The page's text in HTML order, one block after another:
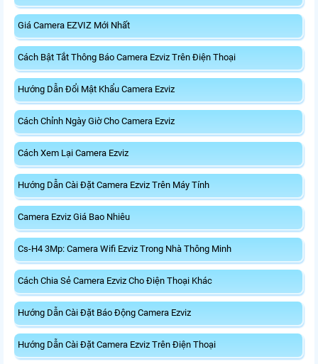
Giá Camera EZVIZ Mới Nhất
Cách Bật Tắt Thông Báo Camera Ezviz Trên Điện Thoại
Hướng Dẫn Đổi Mật Khẩu Camera Ezviz
Cách Chỉnh Ngày Giờ Cho Camera Ezviz
Cách Xem Lại Camera Ezviz
Hướng Dẫn Cài Đặt Camera Ezviz Trên Máy Tính
Camera Ezviz Giá Bao Nhiêu
Cs-H4 3Mp: Camera Wifi Ezviz Trong Nhà Thông Minh
Cách Chia Sẻ Camera Ezviz Cho Điện Thoại Khác
Hướng Dẫn Cài Đặt Báo Động Camera Ezviz
Hướng Dẫn Cài Đặt Camera Ezviz Trên Điện Thoại